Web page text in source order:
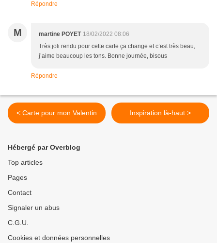
Répondre
M martine POYET 18/02/2022 08:06
Très joli rendu pour cette carte ça change et c’est très beau,
j’aime beaucoup les tons. Bonne journée, bisous
Répondre
< Carte pour mon Valentin Inspiration là-haut >
Hébergé par Overblog
Top articles
Pages
Contact
Signaler un abus
C.G.U.
Cookies et données personnelles